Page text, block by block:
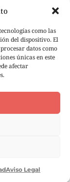
como las
del dispositivo. El
datos como
únicas en este
afectar
Aviso Legal
de Privacidad